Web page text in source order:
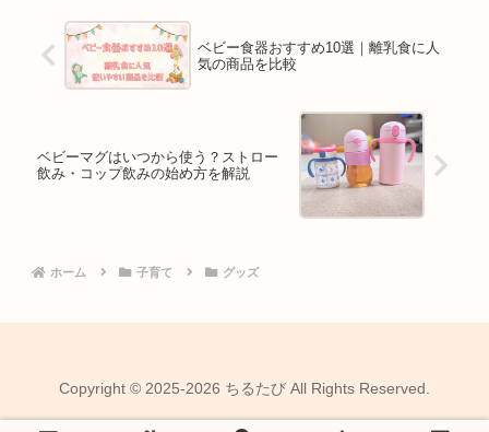
ベビー食器おすすめ10選｜離乳食に人
気の商品を比較
ベビーマグはいつから使う？ストロー
飲み・コップ飲みの始め方を解説
ホーム 子育て グッズ
Copyright © 2025-2026 ちるたび All Rights Reserved.